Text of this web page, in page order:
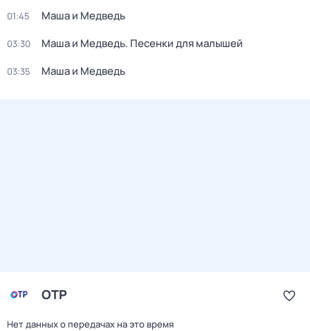
01:45 Маша и Медведь
03:30 Маша и Медведь. Песенки для малышей
03:35 Маша и Медведь
ОТР
Нет данных о передачах на это время